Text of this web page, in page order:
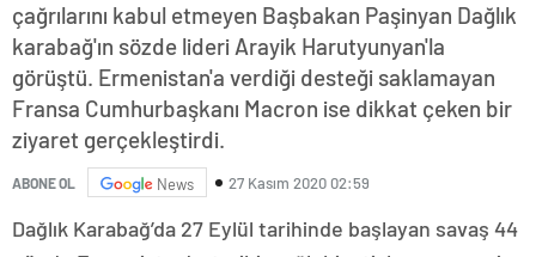
çağrılarını kabul etmeyen Başbakan Paşinyan Dağlık
karabağ'ın sözde lideri Arayik Harutyunyan'la
görüştü. Ermenistan'a verdiği desteği saklamayan
Fransa Cumhurbaşkanı Macron ise dikkat çeken bir
ziyaret gerçekleştirdi.
ABONE OL News 27 Kasım 2020 02:59
Dağlık Karabağ’da 27 Eylül tarihinde başlayan savaş 44